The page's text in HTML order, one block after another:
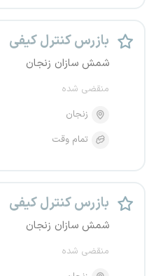
بازرس کنترل کیفی
شمش سازان زنجان
منقضی شده
زنجان
تمام وقت
بازرس کنترل کیفی
شمش سازان زنجان
منقضی شده